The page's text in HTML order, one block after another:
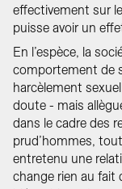
effectivement sur
puisse avoir un
En l’espèce, la
comportement de
harcèlement
doute - mais
dans le cadre des
prud’hommes,
entretenu une
change rien au fait